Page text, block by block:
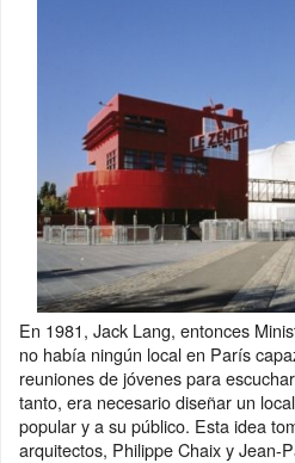
En 1981, Jack Lang, entonces
no había ningún local en París
reuniones de jóvenes para
tanto, era necesario diseñar un
popular y a su público. Esta idea
arquitectos, Philippe Chaix y Jean-